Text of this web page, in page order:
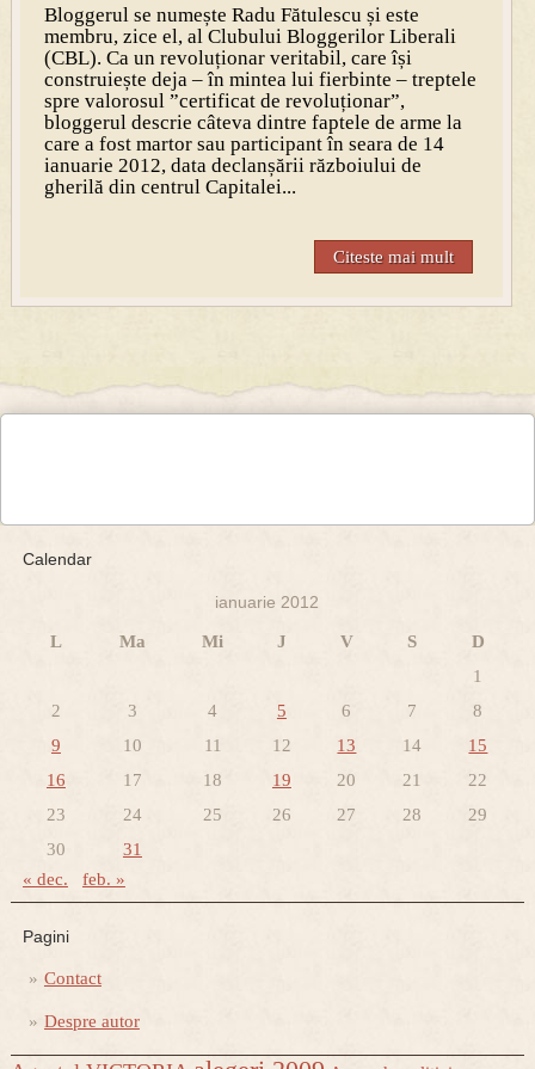
Bloggerul se numește Radu Fătulescu și este
membru, zice el, al Clubului Bloggerilor Liberali
(CBL). Ca un revoluționar veritabil, care își
construiește deja – în mintea lui fierbinte – treptele
spre valorosul ”certificat de revoluționar”,
bloggerul descrie câteva dintre faptele de arme la
care a fost martor sau participant în seara de 14
ianuarie 2012, data declanșării războiului de
gherilă din centrul Capitalei...
Citeste mai mult
Calendar
ianuarie 2012
L Ma Mi J V S
D
1
2
3 4 5 6 7
8
9
10 11 12 13 14
15
16
17 18 19 20 21
22
23
24 25 26 27 28
29
30
31
« dec. feb. »
Pagini
Contact
Despre autor